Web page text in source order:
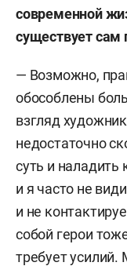
современной
существует сам
— Возможно,
обособлены
взгляд
недостаточно
суть и наладить
и я часто не
и не
собой герои
требует